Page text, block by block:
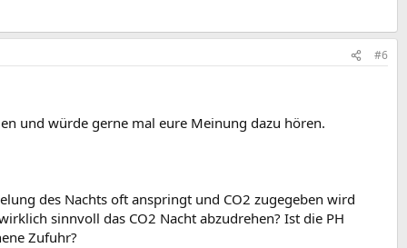
#6
und würde gerne mal eure Meinung dazu hören.
des Nachts oft anspringt und CO2 zugegeben wird
sinnvoll das CO2 Nacht abzudrehen? Ist die PH
Zufuhr?